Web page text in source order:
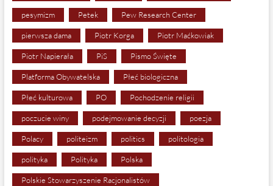
pesymizm Petek Pew Research Center
pierwsza dama Piotr Korga Piotr Maćkowiak
Piotr Napierała PiS Pismo Święte
Platforma Obywatelska Płeć biologiczna
Płeć kulturowa PO Pochodzenie religii
poczucie winy podejmowanie decyzji poezja
Polacy politeizm politics politologia
polityka Polityka Polska
Polskie Stowarzyszenie Racjonalistów